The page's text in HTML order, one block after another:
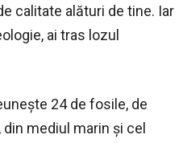
calitate alături de tine. Iar
ai tras lozul
24 de fosile, de
mediul marin şi cel